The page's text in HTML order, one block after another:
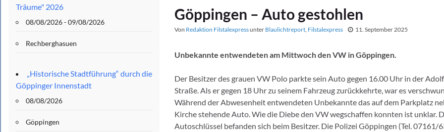
Göppingen – Auto gestohlen
Von Redaktion Filstalexpressunter Blaulichtreport, Filstalexpress 11. September 2025
Unbekannte entwendeten am Mittwoch den VW in Göppingen.
Der Besitzer des grauen VW Polo parkte sein Auto gegen 16.00 Uhr in der
Straße. Als er gegen 18 Uhr zu seinem Fahrzeug zurückkehrte, war es
Während der Abwesenheit entwendeten Unbekannte das auf dem Parkplatz
Kirche stehende Auto. Wie die Diebe den VW wegschaffen konnten ist unklar.
Autoschlüssel befanden sich beim Besitzer. Die Polizei Göppingen (Tel. 07161/
Träume" 2026
08/08/2026 - 09/08/2026
Rechberghasuen
„Historische Stadtführung“ durch die
Göppinger Innenstadt
08/08/2026
Göppingen